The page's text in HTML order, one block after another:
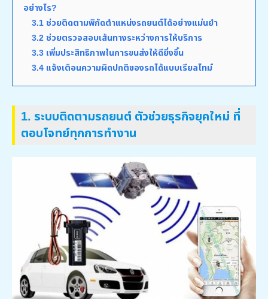
อย่างไร?
3.1 ช่วยติดตามพิกัดตำแหน่งรถยนต์ได้อย่างแม่นยำ
3.2 ช่วยตรวจสอบเส้นทางระหว่างการให้บริการ
3.3 เพิ่มประสิทธิภาพในการขนส่งให้ดียิ่งขึ้น
3.4 แจ้งเตือนความผิดปกติของรถได้แบบเรียลไทม์
1. ระบบติดตามรถยนต์ ตัวช่วยธุรกิจยุคใหม่ ที่
ตอบโจทย์ทุกการทำงาน